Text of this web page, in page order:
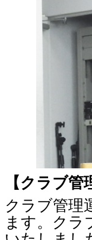
【クラブ
クラブ管理
ます。クラ